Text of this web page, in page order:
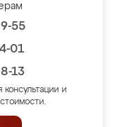
55
01
13
консультации и